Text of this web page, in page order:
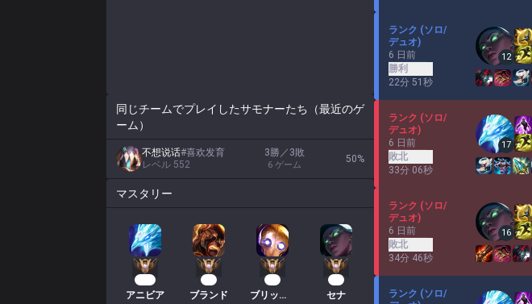
同じチームでプレイしたサモナーたち（最近のゲ
ーム）
不想说话#喜欢发育
レベル 552
3勝／3敗
6 ゲーム
50%
マスタリー
アニビア ブランド ブリッツクランク セナ
ランク (ソロ/
デュオ)
6 日前
勝利
22分 51秒
12
ランク (ソロ/
デュオ)
6 日前
敗北
33分 06秒
17
ランク (ソロ/
デュオ)
6 日前
敗北
34分 46秒
16
ランク (ソロ/